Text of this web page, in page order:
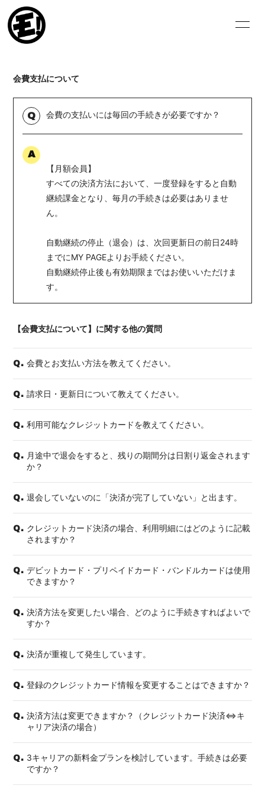
SCHEDULE
BIOGRAPHY DISCOGRAPHY
PHOTO
ログイン
会費支払について
Q 会費の支払いには毎回の手続きが必要ですか？
A
【月額会員】
すべての決済方法において、一度登録をすると自動
継続課金となり、毎月の手続きは必要はありませ
ん。
自動継続の停止（退会）は、次回更新日の前日24時
までにMY PAGEよりお手続ください。
自動継続停止後も有効期限まではお使いいただけま
す。
【会費支払について】に関する他の質問
Q. 会費とお支払い方法を教えてください。
Q. 請求日・更新日について教えてください。
Q. 利用可能なクレジットカードを教えてください。
Q. 月途中で退会をすると、残りの期間分は日割り返金されます
か？
Q. 退会していないのに「決済が完了していない」と出ます。
Q. クレジットカード決済の場合、利用明細にはどのように記載
されますか？
Q. デビットカード・プリペイドカード・バンドルカードは使用
できますか？
Q. 決済方法を変更したい場合、どのように手続きすればよいで
すか？
Q. 決済が重複して発生しています。
Q. 登録のクレジットカード情報を変更することはできますか？
Q. 決済方法は変更できますか？（クレジットカード決済⇔キ
ャリア決済の場合）
Q. 3キャリアの新料金プランを検討しています。手続きは必要
ですか？